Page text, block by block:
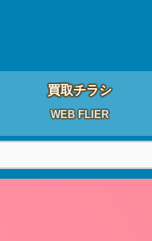
買取チラシ
WEB FLIER